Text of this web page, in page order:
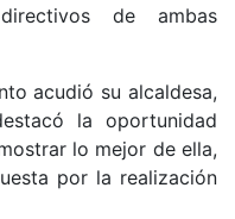
de ambas
acudió su alcaldesa,
la oportunidad
lo mejor de ella,
por la realización